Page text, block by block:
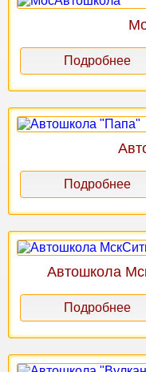
Подробнее
Подробнее
Автошкола
Подробнее